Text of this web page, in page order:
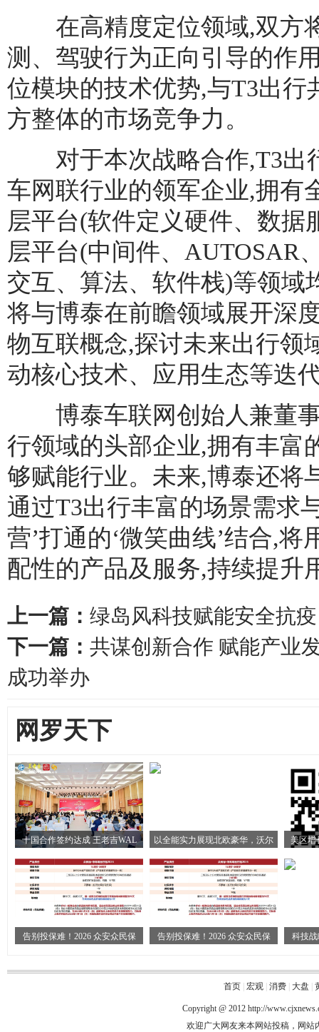
在高精度定位领域,双方
测、驾驶行为正向引导的作
位模块的技术优势,与T3出
方整体的市场竞争力。
对于本次战略合作,T3出
车网联行业的领军企业,拥有
层平台(软件定义硬件、数
层平台(中间件、AUTOSAR
交互、算法、软件栈)等领域
将与博泰在前瞻领域展开深
物互联概念,探讨未来出行领
动核心技术、应用生态等迭
博泰车联网创始人兼董事
行领域的头部企业,拥有丰富
够赋能行业。未来,博泰还将
通过T3出行丰富的场景需求
营’打通的‘微笑曲线’结合,
配性的产品及服务,持续提升
上一篇： 绿岛风科技赋能安全抗
下一篇： 共谋创新合作 赋能产业
成功举办
网罗天下
十国合作签约达成 王老吉WAL 以全能实力展现北欧豪华，沃尔 美区增
告别投保难！2026 众安众民保 告别投保难！2026 众安众民保 科技
首页| 宏观| 消费| 大盘
Copyright @ 2012 http://
欢迎广大网友来本网站投稿，网站